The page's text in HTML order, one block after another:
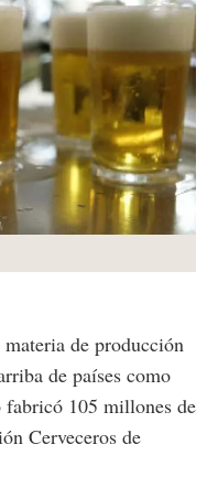
de producción
de países como
fabricó 105 millones de
Cerveceros de